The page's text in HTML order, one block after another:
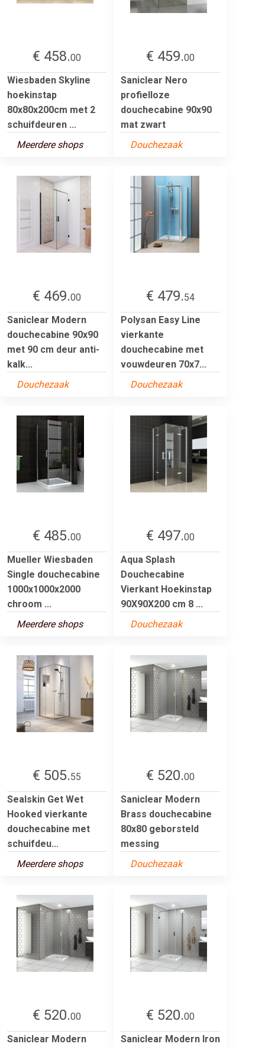
€ 458.00
Wiesbaden Skyline
hoekinstap
80x80x200cm met 2
schuifdeuren ...
Meerdere shops
€ 459.00
Saniclear Nero
profielloze
douchecabine 90x90
mat zwart
Douchezaak
€ 469.00
Saniclear Modern
douchecabine 90x90
met 90 cm deur anti-
kalk...
Douchezaak
€ 479.54
Polysan Easy Line
vierkante
douchecabine met
vouwdeuren 70x7...
Douchezaak
€ 485.00
Mueller Wiesbaden
Single douchecabine
1000x1000x2000
chroom ...
Meerdere shops
€ 497.00
Aqua Splash
Douchecabine
Vierkant Hoekinstap
90X90X200 cm 8 ...
Douchezaak
€ 505.55
Sealskin Get Wet
Hooked vierkante
douchecabine met
schuifdeu...
Meerdere shops
€ 520.00
Saniclear Modern
Brass douchecabine
80x80 geborsteld
messing
Douchezaak
€ 520.00
Saniclear Modern
€ 520.00
Saniclear Modern Iron